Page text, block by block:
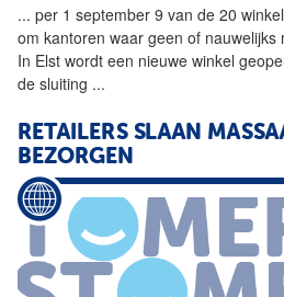
... per 1 september 9 van de 20
om kantoren waar geen of nauwelijks
In Elst wordt een nieuwe winkel
de sluiting ...
RETAILERS SLAAN
BEZORGEN